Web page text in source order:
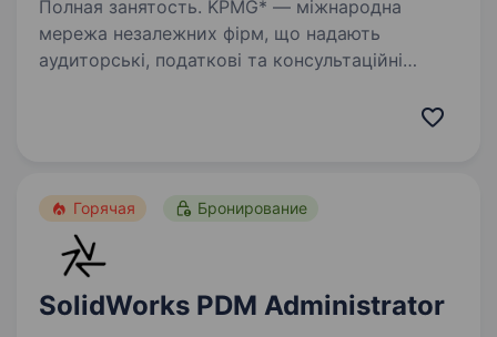
Полная занятость. KPMG* — міжнародна
мережа незалежних фірм, що надають
аудиторські, податкові та консультаційні
Горячая Бронирование
SolidWorks PDM Administrator